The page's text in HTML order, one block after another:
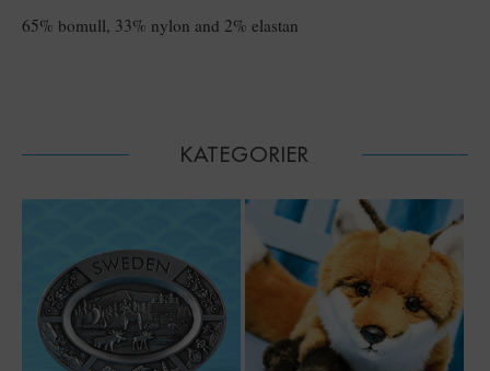
65% bomull, 33% nylon and 2% elastan
KATEGORIER